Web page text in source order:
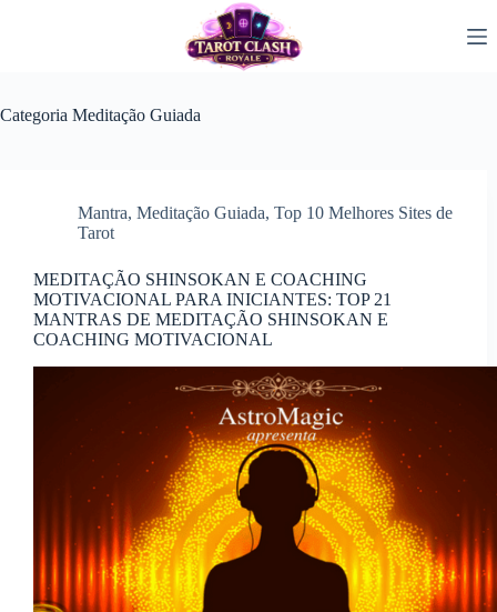
Categoria Meditação Guiada
Mantra, Meditação Guiada, Top 10 Melhores Sites de
Tarot
MEDITAÇÃO SHINSOKAN E COACHING
MOTIVACIONAL PARA INICIANTES: TOP 21
MANTRAS DE MEDITAÇÃO SHINSOKAN E
COACHING MOTIVACIONAL